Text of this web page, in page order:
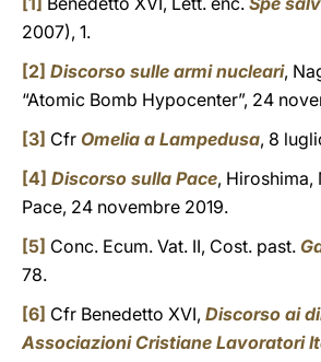
2007), 1.
[2] Discorso sulle armi nucleari,
“Atomic Bomb Hypocenter”, 24
[3] Cfr Omelia a Lampedusa, 8
[4] Discorso sulla Pace, Hiroshima,
Pace, 24 novembre 2019.
[5] Conc. Ecum. Vat. II, Cost. past.
78.
[6] Cfr Benedetto XVI, Discorso ai
Associazioni Cristiane Lavoratori